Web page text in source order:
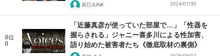
辰巳JUNK 2024/07/30
8位
8
「近藤真彦が使っていた部屋で…」「性器を
握らされる」ジャニー喜多川による性加害、
語り始めた被害者たち《徹底取材の裏側》